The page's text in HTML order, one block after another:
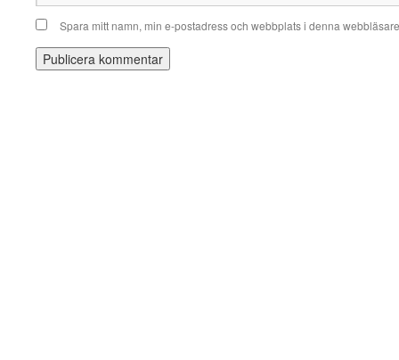
Spara mitt namn, min e-postadress och webbplats i denna